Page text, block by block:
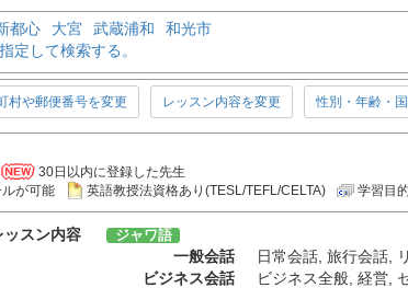
都心 大宮 武蔵浦和
和光市
定して検索する。
村や郵便番号を変更 レッスン内容を変更 性別・年齢・
30日以内に登録した先生
が可能 英語教授法資格あり(TESL/TEFL/CELTA) 学習目
ッスン内容 ジャワ語
一般会話 日常会話, 旅行会話,
ビジネス会話
ビジネス全般, 経営,